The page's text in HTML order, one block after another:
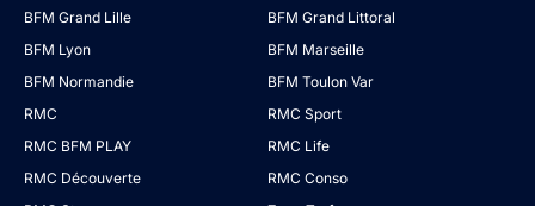
BFM Grand Lille
BFM Grand Littoral
BFM Lyon
BFM Marseille
BFM Normandie
BFM Toulon Var
RMC
RMC Sport
RMC BFM PLAY
RMC Life
RMC Découverte
RMC Conso